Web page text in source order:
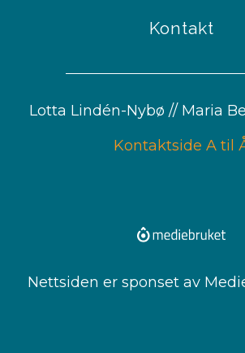
Kontakt
Lotta Lindén-Nybø // Maria
Kontaktside A til
Nettsiden er sponset av